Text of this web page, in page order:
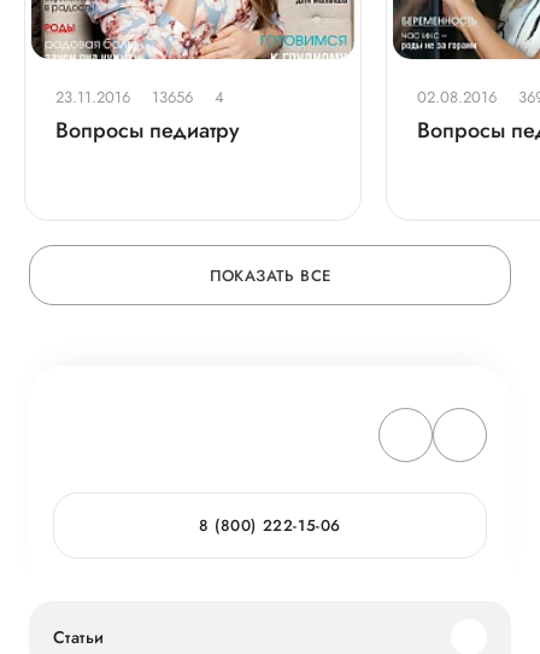
23.11.2016 13656 4
Вопросы педиатру
02.08.2016
Вопросы
ПОКАЗАТЬ ВСЕ
8 (800) 222-15-06
Статьи